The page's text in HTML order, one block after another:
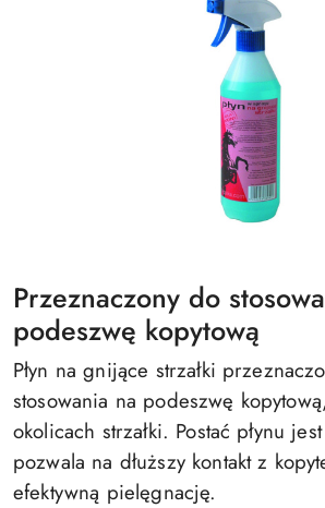
Przeznaczony do
podeszwę kopytową
Płyn na gnijące strzałki
stosowania na podeszwę
okolicach strzałki. Postać płynu
pozwala na dłuższy kontakt z
efektywną pielęgnację.